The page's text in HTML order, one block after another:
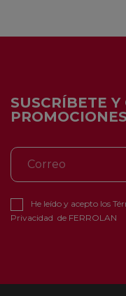
SUSCRÍBETE Y
He leído y acepto los
Privacidad de FERROLAN